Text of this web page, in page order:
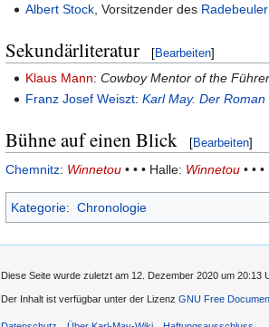
Albert Stock , Vorsitzender des Radebeuler
Sekundärliteratur [Bearbeiten]
Klaus Mann:Cowboy Mentor of the Führer.
Franz Josef Weiszt:Karl May. Der
Bühne auf einen Blick [Bearbeiten]
Chemnitz: Winnetou • • • Halle: Winnetou • • •
Kategorie: Chronologie
Diese Seite wurde zuletzt am 12. Dezember 2020 um 20:13
Der Inhalt ist verfügbar unter der Lizenz GNU Free